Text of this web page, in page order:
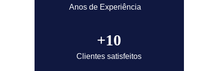
+10
Clientes satisfeitos
Anos de Experiência